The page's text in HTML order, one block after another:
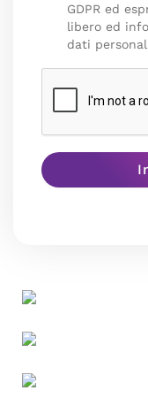
GDPR ed
libero ed
dati